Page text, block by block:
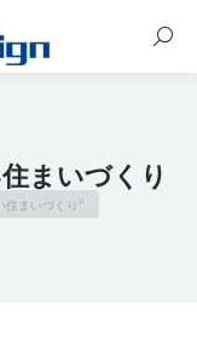
まいづくり
まいづくり"